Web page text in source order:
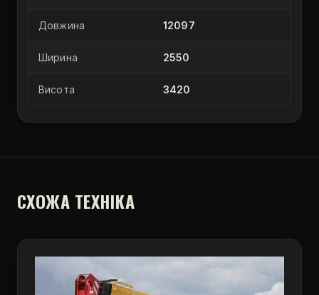
Довжина 12097
Ширина 2550
Висота 3420
СХОЖА ТЕХНІКА